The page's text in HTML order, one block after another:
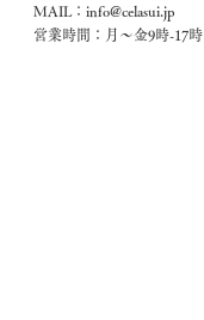
MAIL：info@celasui.jp
営業時間：月～金9時-17時